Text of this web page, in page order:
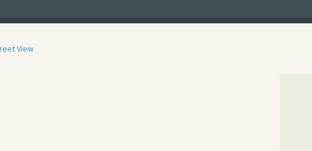
View